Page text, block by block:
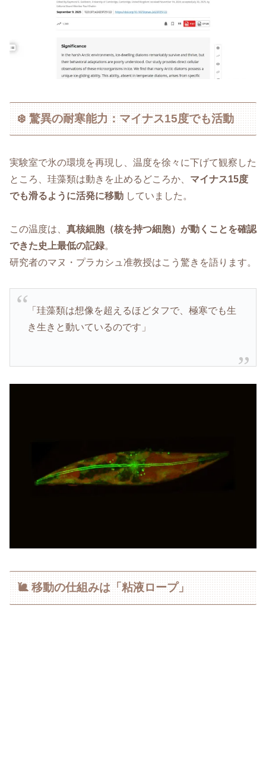
❄️ 驚異の耐寒能力：マイナス15度でも活動
実験室で氷の環境を再現し、温度を徐々に下げて観察した
ところ、珪藻類は動きを止めるどころか、 マイナス15度
でも滑るように活発に移動 していました。
この温度は、 真核細胞（核を持つ細胞）が動くことを確認
できた史上最低の記録。
研究者のマヌ・プラカシュ准教授はこう驚きを語ります。
「珪藻類は想像を超えるほどタフで、極寒でも生
き生きと動いているのです」
🐌 移動の仕組みは「粘液ロープ」